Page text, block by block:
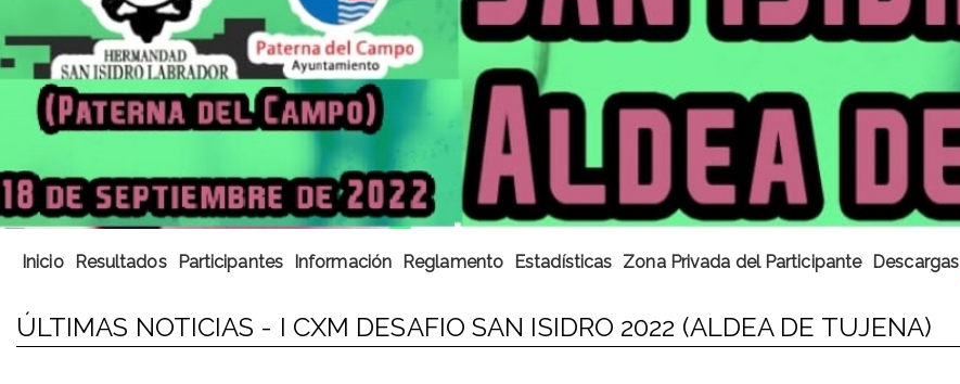
Inicio Resultados Participantes Información Reglamento Estadísticas Zona Privada del Participante Descargas
ÚLTIMAS NOTICIAS - I CXM DESAFIO SAN ISIDRO 2022 (ALDEA DE TUJENA)